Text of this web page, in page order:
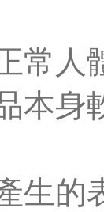
常人
本身
生的